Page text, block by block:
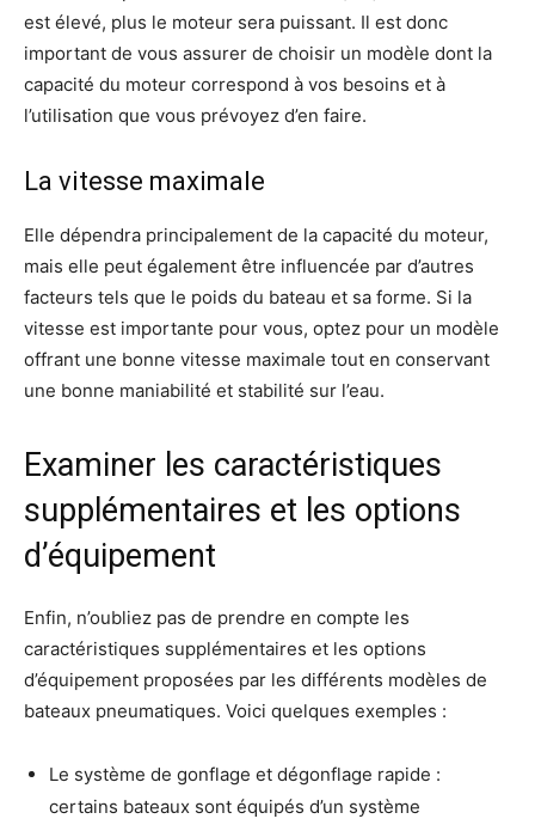
est élevé, plus le moteur sera puissant. Il est donc
important de vous assurer de choisir un modèle dont la
capacité du moteur correspond à vos besoins et à
l’utilisation que vous prévoyez d’en faire.
La vitesse maximale
Elle dépendra principalement de la capacité du moteur,
mais elle peut également être influencée par d’autres
facteurs tels que le poids du bateau et sa forme. Si la
vitesse est importante pour vous, optez pour un modèle
offrant une bonne vitesse maximale tout en conservant
une bonne maniabilité et stabilité sur l’eau.
Examiner les caractéristiques
supplémentaires et les options
d’équipement
Enfin, n’oubliez pas de prendre en compte les
caractéristiques supplémentaires et les options
d’équipement proposées par les différents modèles de
bateaux pneumatiques. Voici quelques exemples :
Le système de gonflage et dégonflage rapide :
certains bateaux sont équipés d’un système